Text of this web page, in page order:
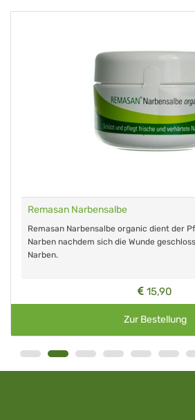
Remasan Narbensalbe
Remasan Narbensalbe organic dient der
Narben nachdem sich die Wunde
Narben.
15,90
Zur Bestellung